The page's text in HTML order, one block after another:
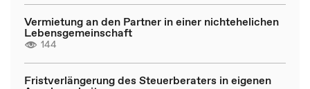
Vermietung an den Partner in einer nichtehelichen
Lebensgemeinschaft
144
Fristverlängerung des Steuerberaters in eigenen